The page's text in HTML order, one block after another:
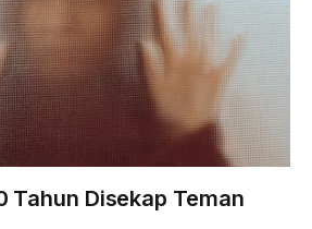
Tahun Disekap Teman